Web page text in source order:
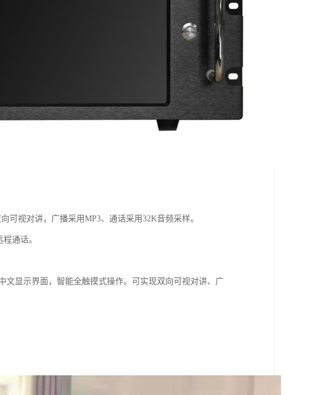
可视对讲，广播采用MP3、通话采用32K音频采样。
通话。
文显示界面，智能全触摸式操作。可实现双向可视对讲、广